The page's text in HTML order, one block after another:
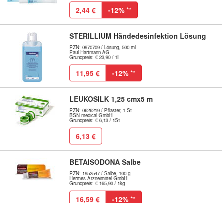
2,44 € -12% **
STERILLIUM Händedesinfektion Lösung
PZN: 0970709 / Lösung, 500 ml
Paul Hartmann AG
Grundpreis: € 23,90 / 1l
11,95 € -12% **
LEUKOSILK 1,25 cmx5 m
PZN: 0626219 / Pflaster, 1 St
BSN medical GmbH
Grundpreis: € 6,13 / 1St
6,13 €
BETAISODONA Salbe
PZN: 1952547 / Salbe, 100 g
Hermes Arzneimittel GmbH
Grundpreis: € 165,90 / 1kg
16,59 € -12% **